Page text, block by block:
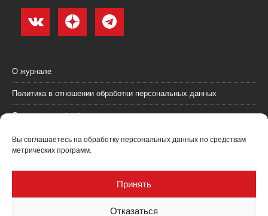
Вы соглашаетесь на обработку персональных данных по средствам
метрических программ.
Принять
Отказаться
О журнале
Политика в отношении обработки персональных данных
Согласие на обработку персональных данных
Пользовательское соглашение (оферта)